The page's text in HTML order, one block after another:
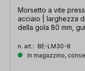
Morsetto a vite
acciaio | larghezza
della gola 80 mm,
n. art.: BE-LM30-8
In magazzino,